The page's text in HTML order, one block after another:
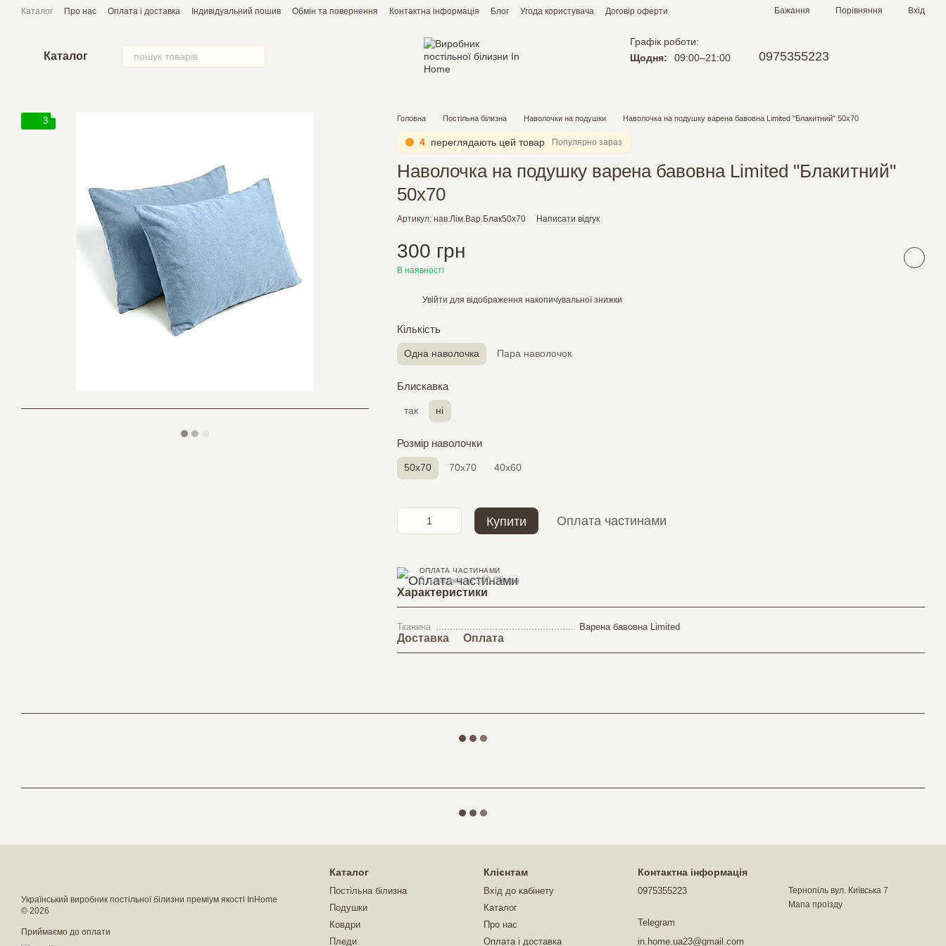
Перейти до основного контенту
Каталог Про нас Оплата і доставка Індивідуальний пошив Обмін та повернення Контактна інформація Блог Угода користувача Договір оферти Бажання Порівняння Вхід
Каталог
Графік роботи:
Щодня:
09:00–21:00 0975355223
3 Головна Постільна білизна Наволочки на подушки Наволочка на подушку варена бавовна Limited "Блакитний" 50х70
4 переглядають цей товар Популярно зараз
Наволочка на подушку варена бавовна Limited "Блакитний"
50х70
Артикул: нав.Лім.Вар.Блак50х70 Написати відгук
300 грн
В наявності
Увійти для відображення накопичувальної знижки
Кількість
Одна наволочка Пара наволочок
Блискавка
так ні
Розмір наволочки
50х70 70х70 40х60
Купити Оплата частинами
ОПЛАТА ЧАСТИНАМИ
3 платежі по 100.00 грн
Характеристики
Тканина Варена бавовна Limited
Доставка Оплата
Український виробник постільної білизни преміум якості InHome
© 2026
Приймаємо до оплати
Каталог
Постільна білизна
Подушки
Ковдри
Пледи
Клієнтам
Вхід до кабінету
Каталог
Про нас
Оплата і доставка
Контактна інформація
0975355223
Telegram
in.home.ua23@gmail.com
Тернопіль вул. Київська 7
Мапа проїзду